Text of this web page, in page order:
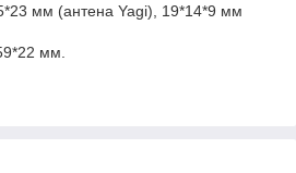
мм (антена Yagi), 19*14*9 мм
мм.